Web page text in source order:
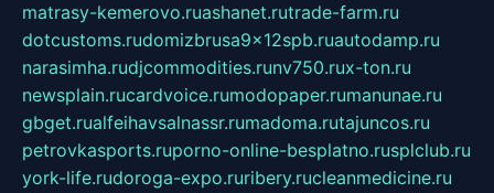
matrasy-kemerovo.ruashanet.rutrade-farm.ru
dotcustoms.rudomizbrusa9x12spb.ruautodamp.ru
narasimha.rudjcommodities.runv750.rux-ton.ru
newsplain.rucardvoice.rumodopaper.rumanunae.ru
gbget.rualfeihavsalnassr.rumadoma.rutajuncos.ru
petrovkasports.ruporno-online-besplatno.rusplclub.ru
york-life.rudoroga-expo.ruribery.rucleanmedicine.ru